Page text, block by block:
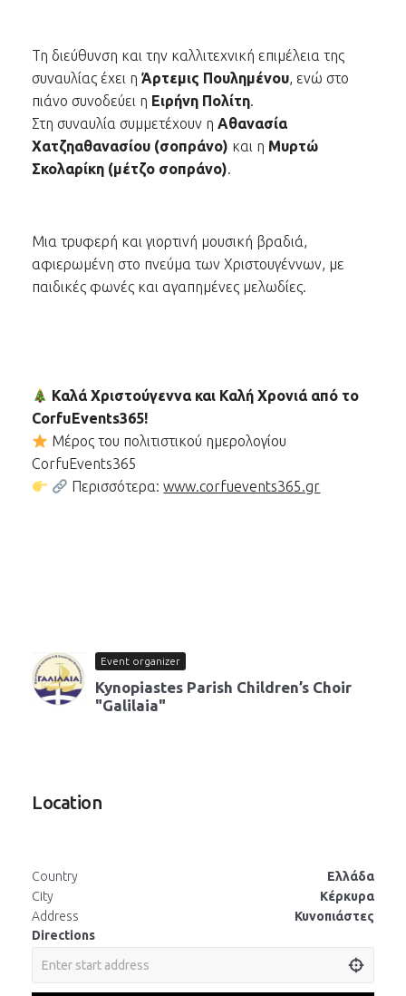
Τη διεύθυνση και την καλλιτεχνική επιμέλεια της
συναυλίας έχει η Άρτεμις Πουλημένου, ενώ στο
πιάνο συνοδεύει η Ειρήνη Πολίτη.
Στη συναυλία συμμετέχουν η Αθανασία
Χατζηαθανασίου (σοπράνο) και η Μυρτώ
Σκολαρίκη (μέτζο σοπράνο).
Μια τρυφερή και γιορτινή μουσική βραδιά,
αφιερωμένη στο πνεύμα των Χριστουγέννων, με
παιδικές φωνές και αγαπημένες μελωδίες.
Καλά Χριστούγεννα και Καλή Χρονιά από το
CorfuEvents365!
Μέρος του πολιτιστικού ημερολογίου
CorfuEvents365
Περισσότερα:www.corfuevents365.gr
Event organizer
Kynopiastes Parish Children’s Choir
"Galilaia"
Location
Country
Ελλάδα
City
Κέρκυρα
Address
Κυνοπιάστες
Directions